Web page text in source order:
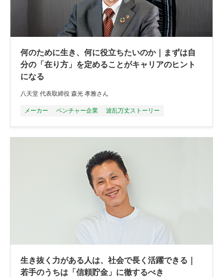
何のために生き、何に役立ちたいのか｜まずは自
分の「在り方」を定めることがキャリアのヒント
になる
八天堂 代表取締役 森光 孝雅さん
メーカー ベンチャー企業 波乱万丈ストーリー
生き抜く力がある人は、社会で長く活躍できる｜
若手のうちは「信頼貯金」に徹するべき